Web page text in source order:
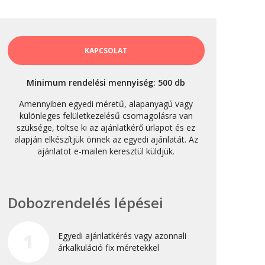
Kategóriák
Blog
Csomagolás
Design
Hírek
Nyomtatás
KAPCSOLAT
Minimum rendelési mennyiség: 500 db
Amennyiben egyedi méretű, alapanyagú vagy
különleges felületkezelésű csomagolásra van
szüksége, töltse ki az ajánlatkérő ürlapot és ez
alapján elkészítjük önnek az egyedi ajánlatát. Az
ajánlatot e-mailen keresztül küldjük.
Dobozrendelés lépései
Egyedi ajánlatkérés vagy azonnali
árkalkuláció fix méretekkel